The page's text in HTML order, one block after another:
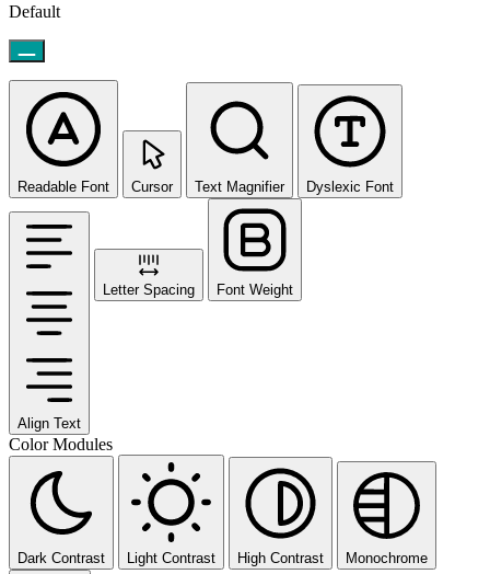
Default
Readable Font Cursor Text Magnifier Dyslexic Font
Align Text
Letter Spacing Font Weight
Color Modules
Dark Contrast Light Contrast High Contrast Monochrome